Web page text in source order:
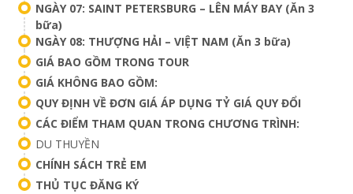
NGÀY 07: SAINT PETERSBURG – LÊN MÁY BAY (Ăn 3
bữa)
NGÀY 08: THƯỢNG HẢI – VIỆT NAM (Ăn 3 bữa)
GIÁ BAO GỒM TRONG TOUR
GIÁ KHÔNG BAO GỒM:
QUY ĐỊNH VỀ ĐƠN GIÁ ÁP DỤNG TỶ GIÁ QUY ĐỔI
CÁC ĐIỂM THAM QUAN TRONG CHƯƠNG TRÌNH:
DU THUYỀN
CHÍNH SÁCH TRẺ EM
THỦ TỤC ĐĂNG KÝ